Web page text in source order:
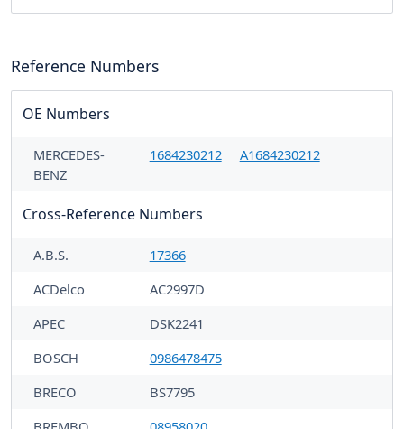
Reference Numbers
OE Numbers
MERCEDES-
BENZ
1684230212 A1684230212
Cross-Reference Numbers
A.B.S.
17366
ACDelco
AC2997D
APEC
DSK2241
BOSCH
0986478475
BRECO
BS7795